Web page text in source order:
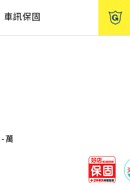
車訊保固
-萬